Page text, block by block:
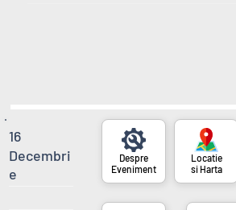
Eveniment
si Harta
16
Decembri
e